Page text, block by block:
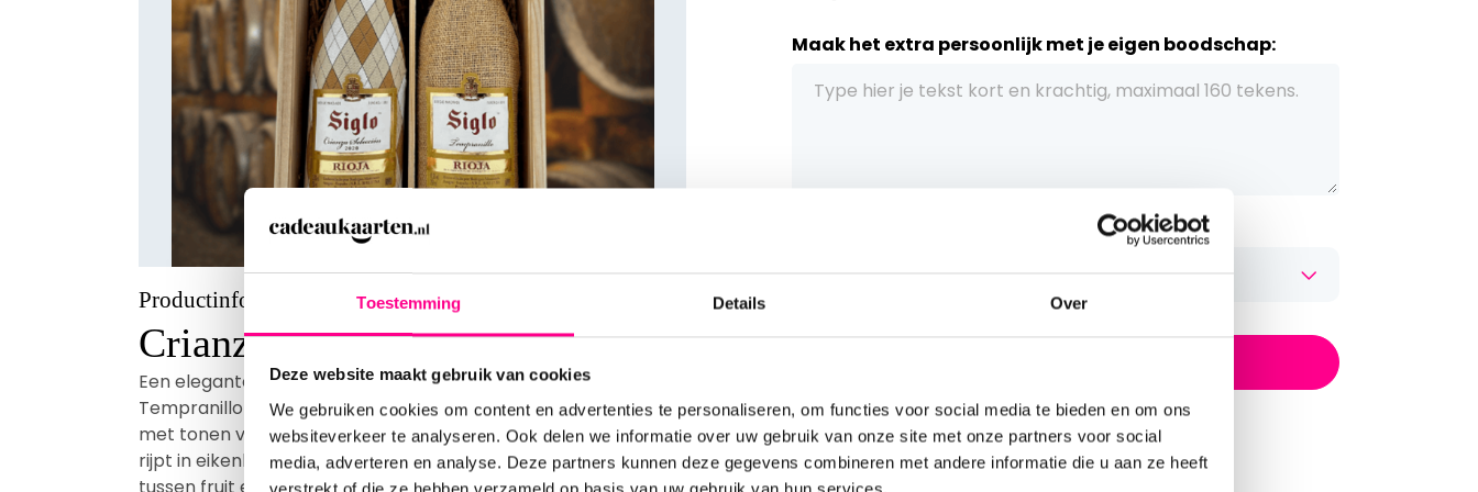
Toestemming Details Over
Deze website maakt gebruik van cookies
We gebruiken cookies om content en advertenties te personaliseren, om functies voor social media te bieden en om ons
websiteverkeer te analyseren. Ook delen we informatie over uw gebruik van onze site met onze partners voor social
media, adverteren en analyse. Deze partners kunnen deze gegevens combineren met andere informatie die u aan ze heeft
Productinformatie
Crianza Tempranillo "Saco"
Een elegante Rioja met een klassieke twist. Deze 100%
Tempranillo van Siglo 1881 Rioja is een rijke, fluweelzachte wijn
met tonen van rijpe bessen, kersen en subtiele kruiden. De wijn
rijpt in eikenhouten vaten, wat zorgt voor een verfijnde balans
Maak het extra persoonlijk met je eigen boodschap:
Kies het thema van het flessenhanger kaartje:
gratis een persoonlijk bericht toe
Vóór 17:00 besteldis vandaag verzonden
Het ideale